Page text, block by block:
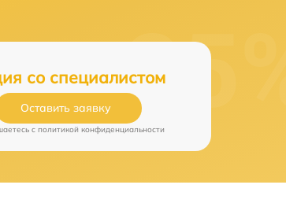
со специалистом
Оставить заявку
c политикой конфиденциальности